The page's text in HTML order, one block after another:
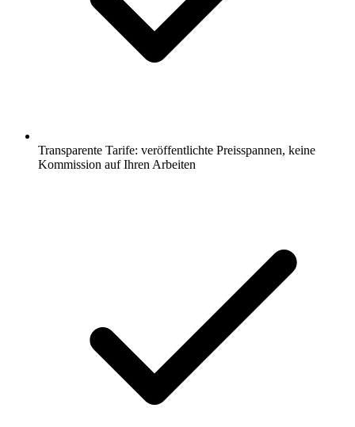
Transparente Tarife: veröffentlichte Preisspannen, keine
Kommission auf Ihren Arbeiten